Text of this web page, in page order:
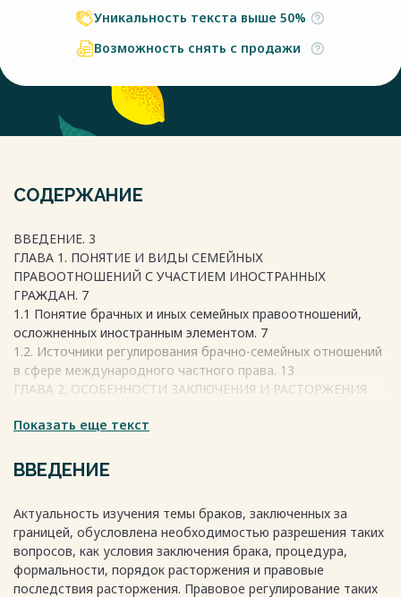
Уникальность текста выше 50%
Возможность снять с продажи
СОДЕРЖАНИЕ
ВВЕДЕНИЕ. 3
ГЛАВА 1. ПОНЯТИЕ И ВИДЫ СЕМЕЙНЫХ
ПРАВООТНОШЕНИЙ С УЧАСТИЕМ ИНОСТРАННЫХ
ГРАЖДАН. 7
1.1 Понятие брачных и иных семейных правоотношений,
осложненных иностранным элементом. 7
1.2. Источники регулирования брачно-семейных отношений
в сфере международного частного права. 13
ГЛАВА 2. ОСОБЕННОСТИ ЗАКЛЮЧЕНИЯ И РАСТОРЖЕНИЯ
2.1. Правовые основы и коллизионные вопросы заключения
2.2 Правовые основы и коллизионные вопросы
расторжения брака с иностранными гражданами. 28
РУБЕЖОМ 40
3.1 Особенности заключения брака в отдельных
зарубежных странах. 40
3.2. Правовые основы и коллизионные вопросы признания
Показать еще текст
ВВЕДЕНИЕ
Актуальность изучения темы браков, заключенных за
границей, обусловлена необходимостью разрешения таких
вопросов, как условия заключения брака, процедура,
формальности, порядок расторжения и правовые
последствия расторжения. Правовое регулирование таких